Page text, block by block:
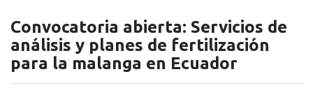
Convocatoria abierta: Servicios de
análisis y planes de fertilización
para la malanga en Ecuador